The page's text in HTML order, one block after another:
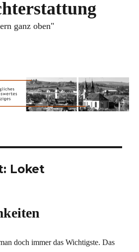
ganz oben"
Loket
doch immer das Wichtigste. Das